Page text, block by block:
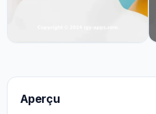
Aperçu